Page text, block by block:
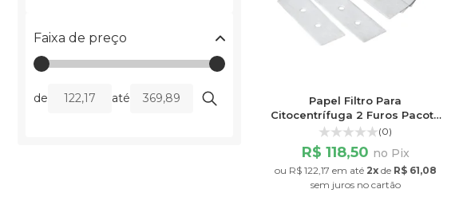
Faixa de preço
de até
Papel Filtro Para
Citocentrífuga 2 Furos Pacote
Com 200 Unidades
(0)
R$ 118,50 no Pix
ou R$ 122,17 em até 2xde R$ 61,08
sem jurosno cartão